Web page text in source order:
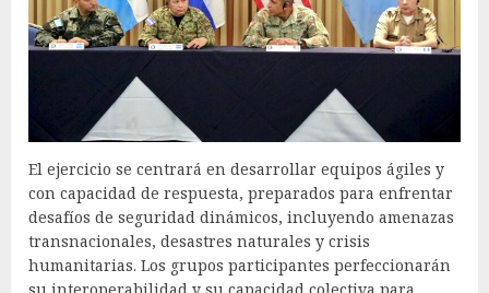
El ejercicio se centrará en desarrollar equipos ágiles y
con capacidad de respuesta, preparados para enfrentar
desafíos de seguridad dinámicos, incluyendo amenazas
transnacionales, desastres naturales y crisis
humanitarias. Los grupos participantes perfeccionarán